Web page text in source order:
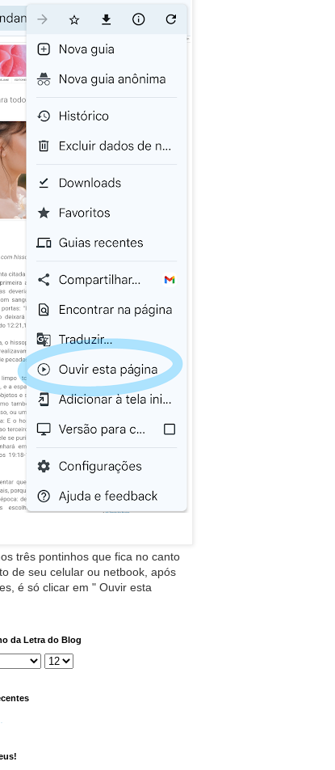
três pontinhos que fica no canto
de seu celular ou netbook, após
é só clicar em " Ouvir esta
da Letra do Blog